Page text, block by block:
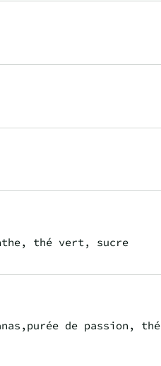
thé vert, sucre
de passion, thé